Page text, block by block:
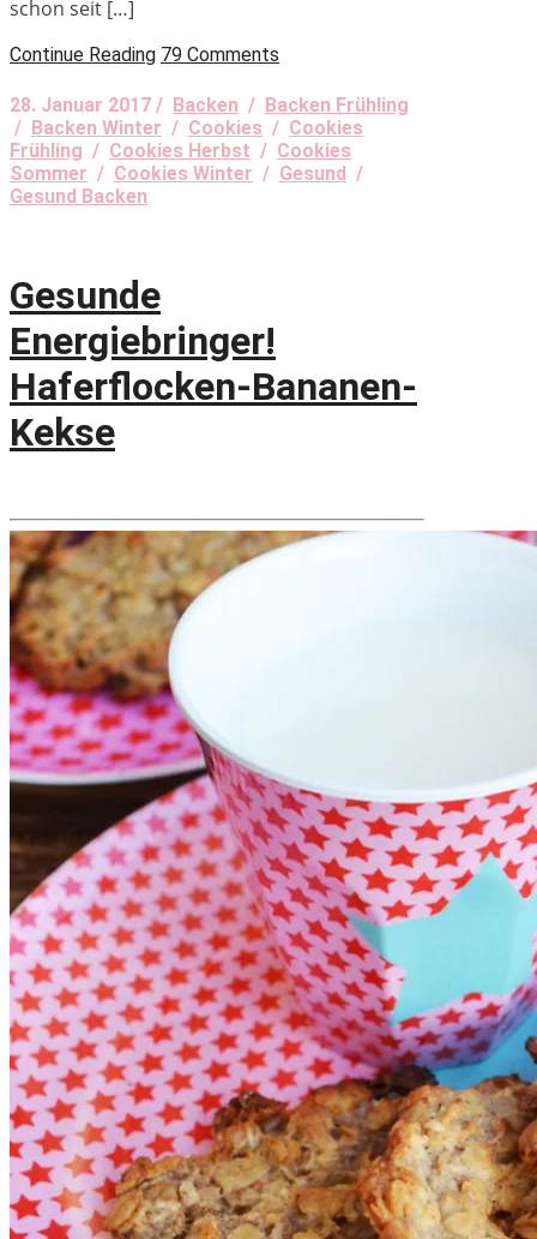
schon seit […]
Continue Reading 79 Comments
28. Januar 2017 / Backen / Backen Frühling
/ Backen Winter / Cookies / Cookies
Frühling / Cookies Herbst / Cookies
Sommer / Cookies Winter / Gesund /
Gesund Backen
Gesunde
Energiebringer!
Haferflocken-Bananen-
Kekse